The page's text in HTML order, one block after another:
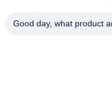
E-mail
Good day, what product